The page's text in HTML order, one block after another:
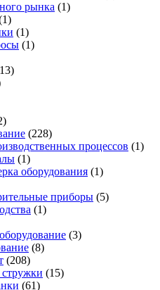
рынка (1)
(1)
(1)
(228)
процессов (1)
(1)
оборудования (1)
приборы (5)
(1)
(3)
(8)
(208)
(15)
(61)